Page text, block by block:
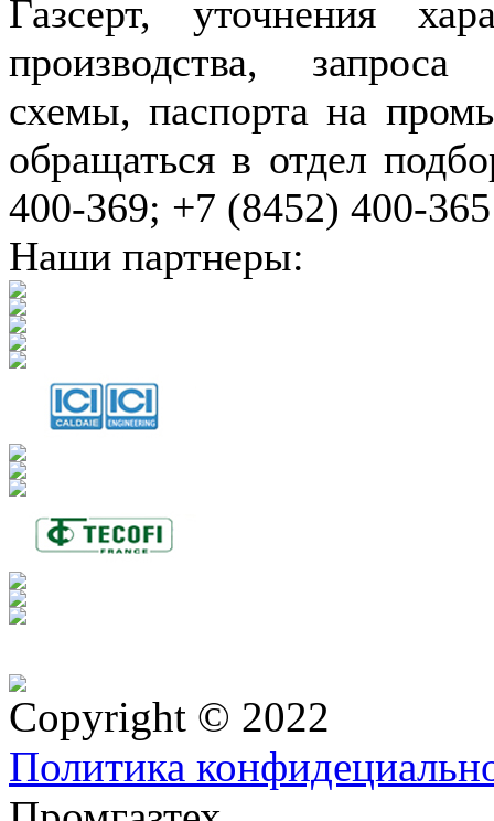
Газсерт, уточнения
производства,
схемы, паспорта на
обращаться в отдел
400-369; +7 (8452) 400-365
Наши партнеры:
Copyright © 2022
Политика